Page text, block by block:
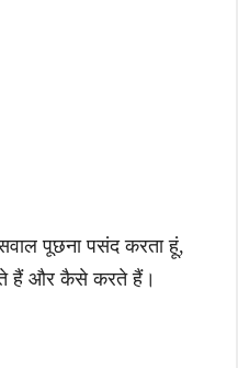
पूछना पसंद करता हूं,
हैं और कैसे करते हैं।